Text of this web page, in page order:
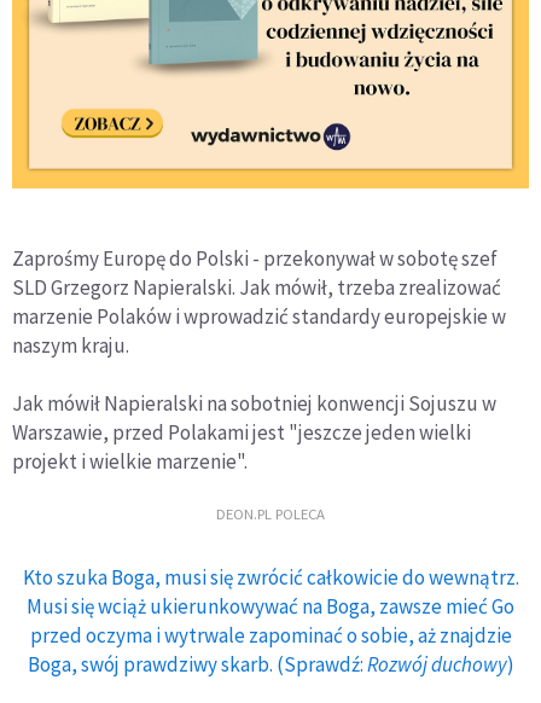
Zaprośmy Europę do Polski - przekonywał w sobotę szef
SLD Grzegorz Napieralski. Jak mówił, trzeba zrealizować
marzenie Polaków i wprowadzić standardy europejskie w
naszym kraju.
Jak mówił Napieralski na sobotniej konwencji Sojuszu w
Warszawie, przed Polakami jest "jeszcze jeden wielki
projekt i wielkie marzenie".
DEON.PL POLECA
Kto szuka Boga, musi się zwrócić całkowicie do wewnątrz.
Musi się wciąż ukierunkowywać na Boga, zawsze mieć Go
przed oczyma i wytrwale zapominać o sobie, aż znajdzie
Boga, swój prawdziwy skarb. (Sprawdź:Rozwój duchowy)